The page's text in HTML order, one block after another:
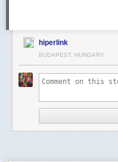
hiperlink
BUDAPEST, HUNGARY